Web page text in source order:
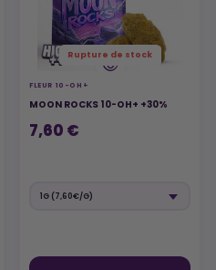
Rupture de stock
FLEUR 10-OH+
MOON ROCKS 10-OH+ +30%
7,60 €